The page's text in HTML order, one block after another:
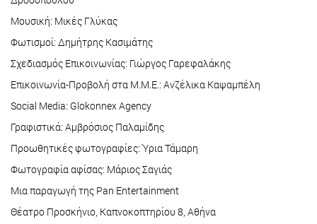
Μουσική: Μικές Γλύκας
Φωτισμοί: Δημήτρης Κασιμάτης
Σχεδιασμός Επικοινωνίας: Γιώργος Γαρεφαλάκης
Επικοινωνία-Προβολή στα Μ.Μ.Ε.: Ανζέλικα Καψαμπέλη
Social Media: Glokonnex Agency
Γραφιστικά: Αμβρόσιος Παλαμίδης
Προωθητικές φωτογραφίες: Ύρια Τάμαρη
Φωτογραφία αφίσας: Μάριος Σαγιάς
Μια παραγωγή της Pan Entertainment
Θέατρο Προσκήνιο, Καπνοκοπτηρίου 8, Αθήνα